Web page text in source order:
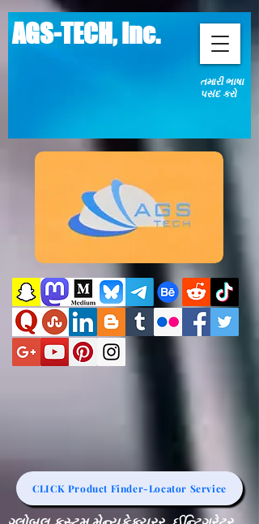
AGS-TECH, Inc.
તમારી ભાષા
પસંદ કરો
CLICK Product Finder-Locator Service